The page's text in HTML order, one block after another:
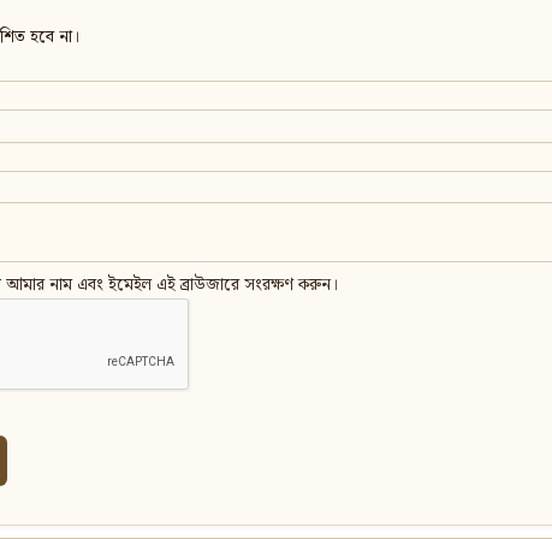
হবে না।
আমার নাম এবং ইমেইল এই ব্রাউজারে সংরক্ষণ করুন।